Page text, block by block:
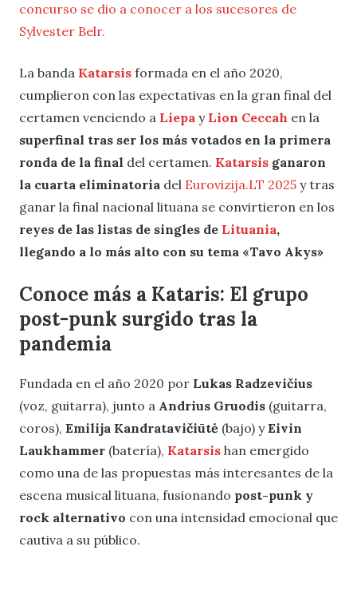
concurso se dio a conocer a los sucesores de
Sylvester Belr.
La banda Katarsis formada en el año 2020,
cumplieron con las expectativas en la gran final del
certamen venciendo a Liepa y Lion Ceccah en la
superfinal tras ser los más votados en la primera
ronda de la final del certamen. Katarsis ganaron
la cuarta eliminatoria del Eurovizija.LT 2025 y tras
ganar la final nacional lituana se convirtieron en los
reyes de las listas de singles de Lituania,
llegando a lo más alto con su tema «Tavo Akys»
Conoce más a Kataris: El grupo
post-punk surgido tras la
pandemia
Fundada en el año 2020 por Lukas Radzevičius
(voz, guitarra), junto a Andrius Gruodis (guitarra,
coros), Emilija Kandratavičiūtė (bajo) yEivin
Laukhammer (batería), Katarsis han emergido
como una de las propuestas más interesantes de la
escena musical lituana, fusionando post-punk y
rock alternativo con una intensidad emocional que
cautiva a su público.